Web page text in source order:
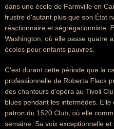
dans une école de Farmville en
frustre d'autant plus que son État
réactionnaire et ségrégationniste.
Washington, où elle passe quatre
écoles pour enfants pauvres.
C'est durant cette période que la
professionnelle de Roberta Flack
des chanteurs d'opéra au Tivoli
blues pendant les intermèdes.
patron du 1520 Club, où elle
semaine. Sa voix exceptionnelle